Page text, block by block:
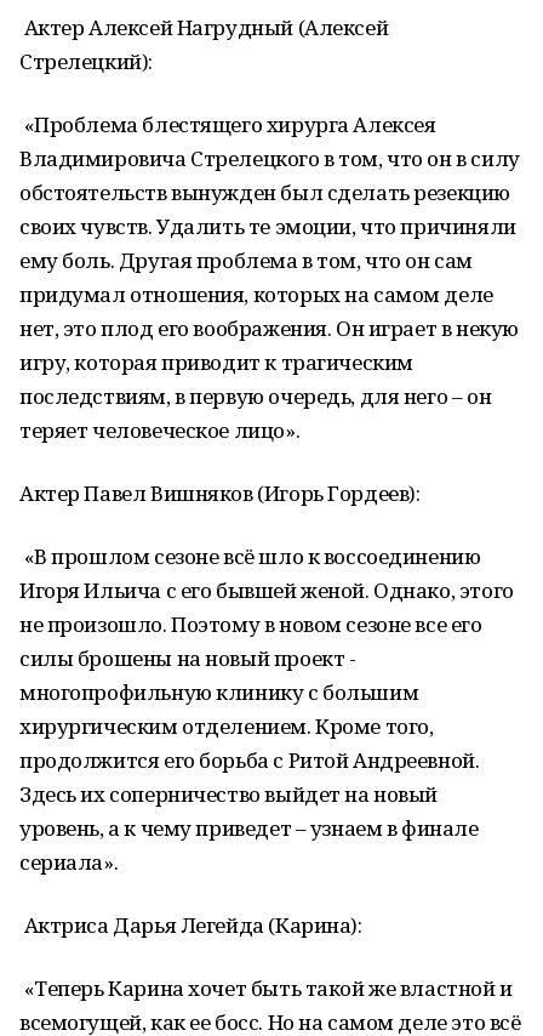
Актер Алексей Нагрудный (Алексей
Стрелецкий):
«Проблема блестящего хирурга Алексея
Владимировича Стрелецкого в том, что он в силу
обстоятельств вынужден был сделать резекцию
своих чувств. Удалить те эмоции, что причиняли
ему боль. Другая проблема в том, что он сам
придумал отношения, которых на самом деле
нет, это плод его воображения. Он играет в некую
игру, которая приводит к трагическим
последствиям, в первую очередь, для него – он
теряет человеческое лицо».
Актер Павел Вишняков (Игорь Гордеев):
«В прошлом сезоне всё шло к воссоединению
Игоря Ильича с его бывшей женой. Однако, этого
не произошло. Поэтому в новом сезоне все его
силы брошены на новый проект -
многопрофильную клинику с большим
хирургическим отделением. Кроме того,
продолжится его борьба с Ритой Андреевной.
Здесь их соперничество выйдет на новый
уровень, а к чему приведет – узнаем в финале
сериала».
Актриса Дарья Легейда (Карина):
«Теперь Карина хочет быть такой же властной и
всемогущей, как ее босс. Но на самом деле это всё